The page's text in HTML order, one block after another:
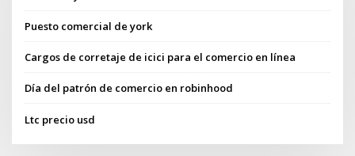
Puesto comercial de york
Cargos de corretaje de icici para el comercio en línea
Día del patrón de comercio en robinhood
Ltc precio usd